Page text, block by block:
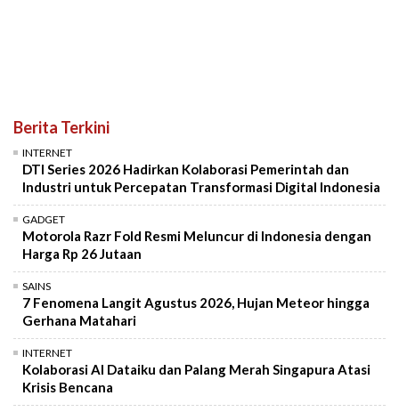
Berita Terkini
INTERNET
DTI Series 2026 Hadirkan Kolaborasi Pemerintah dan
Industri untuk Percepatan Transformasi Digital Indonesia
GADGET
Motorola Razr Fold Resmi Meluncur di Indonesia dengan
Harga Rp 26 Jutaan
SAINS
7 Fenomena Langit Agustus 2026, Hujan Meteor hingga
Gerhana Matahari
INTERNET
Kolaborasi AI Dataiku dan Palang Merah Singapura Atasi
Krisis Bencana